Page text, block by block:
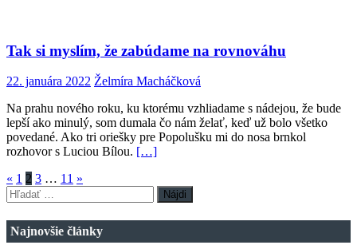
Tak si myslím, že zabúdame na rovnováhu
22. januára 2022 Želmíra Macháčková
Na prahu nového roku, ku ktorému vzhliadame s nádejou, že bude
lepší ako minulý, som dumala čo nám želať, keď už bolo všetko
povedané. Ako tri oriešky pre Popolušku mi do nosa brnkol
rozhovor s Luciou Bílou. […]
Stránkovanie
príspevkov
« 1 2 3 … 11 »
Hľadať:
Najnovšie články